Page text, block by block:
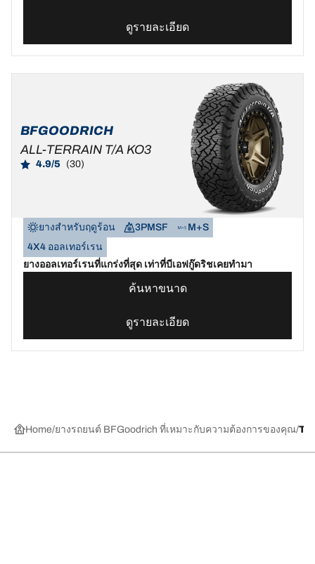
ดูรายละเอียด
BFGOODRICH
ALL-TERRAIN T/A KO3
4.9/5 (30)
ยางสำหรับฤดูร้อน 3PMSF
M+S
4X4 ออลเทอร์เรน
ยางออลเทอร์เรนที่แกร่งที่สุด เท่าที่บีเอฟกู๊ดริชเคยทำมา
ค้นหาขนาด
ดูรายละเอียด
Home ยางรถยนต์ BFGoodrich ที่เหมาะกับความต้องการของคุณ